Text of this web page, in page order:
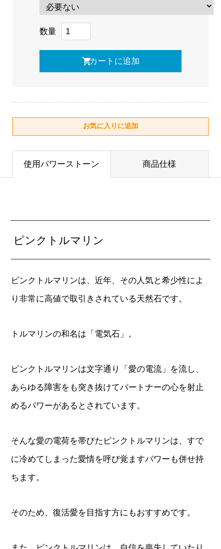
数量
使用パワーストーン 商品仕様
ピンクトルマリン
ピンクトルマリンは、近年、その人気と希少性によ
り非常に高値で取引きされている天然石です。
トルマリンの和名は「電気石」。
ピンクトルマリンは文字通り「愛の電流」を流し、
あらゆる障害をも突き抜けてパートナーの心を射止
めるパワーがあるとされています。
そんな愛の電荷を帯びたピンクトルマリンは、すで
に冷めてしまった愛情を呼び覚ますパワーも併せ持
ちます。
そのため、復活愛を目指す方にもおすすめです。